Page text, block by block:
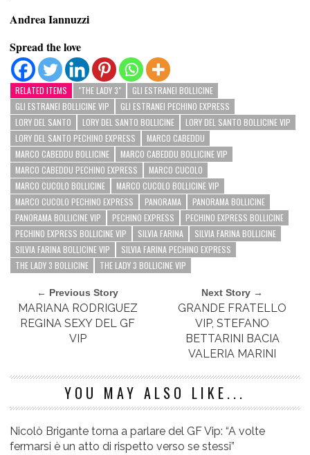
Andrea Iannuzzi
Spread the love
RELATED ITEMS "THE LADY 3"
GLI ESTRANEI BOLLICINE
GLI ESTRANEI BOLLICINE VIP
GLI ESTRANEI PECHINO EXPRESS
LORY DEL SANTO
LORY DEL SANTO BOLLICINE
LORY DEL SANTO BOLLICINE VIP
LORY DEL SANTO PECHINO EXPRESS
MARCO CABEDDU
MARCO CABEDDU BOLLICINE
MARCO CABEDDU BOLLICINE VIP
MARCO CABEDDU PECHINO EXPRESS
MARCO CUCOLO
MARCO CUCOLO BOLLICINE
MARCO CUCOLO BOLLICINE VIP
MARCO CUCOLO PECHINO EXPRESS
PANORAMA
PANORAMA BOLLICINE
PANORAMA BOLLICINE VIP
PECHINO EXPRESS
PECHINO EXPRESS BOLLICINE
PECHINO EXPRESS BOLLICINE VIP
SILVIA FARINA
SILVIA FARINA BOLLICINE
SILVIA FARINA BOLLICINE VIP
SILVIA FARINA PECHINO EXPRESS
THE LADY 3 BOLLICINE
THE LADY 3 BOLLICINE VIP
← Previous Story
MARIANA RODRIGUEZ
REGINA SEXY DEL GF
VIP
Next Story →
GRANDE FRATELLO
VIP, STEFANO
BETTARINI BACIA
VALERIA MARINI
YOU MAY ALSO LIKE...
Nicolò Brigante torna a parlare del GF Vip: “A volte
fermarsi è un atto di rispetto verso se stessi”